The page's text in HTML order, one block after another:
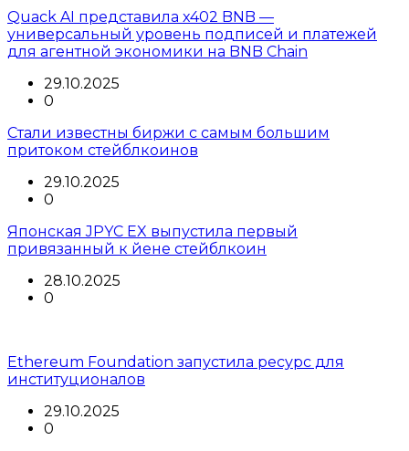
Quack AI представила x402 BNB —
универсальный уровень подписей и платежей
для агентной экономики на BNB Chain
29.10.2025
0
Стали известны биржи с самым большим
притоком стейблкоинов
29.10.2025
0
Японская JPYC EX выпустила первый
привязанный к йене стейблкоин
28.10.2025
0
Ethereum Foundation запустила ресурс для
институционалов
29.10.2025
0